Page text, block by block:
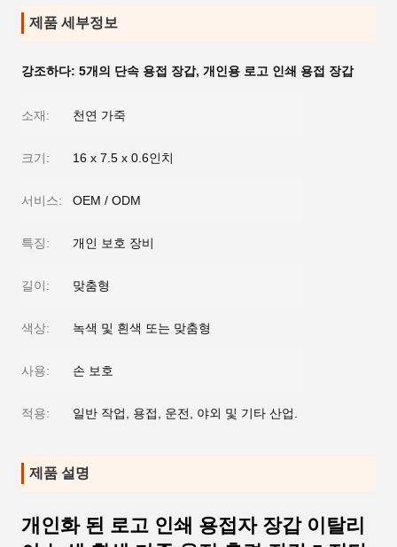
제품 세부정보
강조하다: 5개의 단속 용접 장갑, 개인용 로고 인쇄 용접 장갑
소재: 천연 가죽
크기: 16 x 7.5 x 0.6인치
서비스: OEM / ODM
특징: 개인 보호 장비
길이: 맞춤형
색상: 녹색 및 흰색 또는 맞춤형
사용: 손 보호
적용: 일반 작업, 용접, 운전, 야외 및 기타 산업.
제품 설명
개인화 된 로고 인쇄 용접자 장갑 이탈리